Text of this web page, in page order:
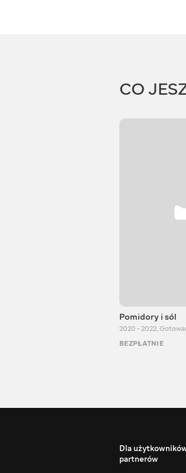
CO
Pomidory i sól
2020 - 2022,
BEZPŁATNIE
Dla
partnerów